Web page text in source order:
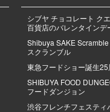
シブヤ チョコレート ク
百貨店のバレンタインデ
Shibuya SAKE
スクランブル
東急フードショー誕生25
SHIBUYA FOOD
フードダンジョン
渋谷フレンチフェスティ